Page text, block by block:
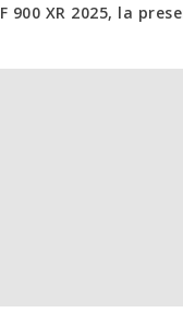
900 XR 2025, la